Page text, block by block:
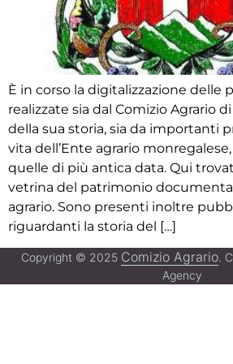
È in corso la digitalizzazione delle
realizzate sia dal Comizio Agrario
della sua storia, sia da importanti
vita dell’Ente agrario
quelle di più antica data. Qui
vetrina del patrimonio
agrario. Sono presenti inoltre
riguardanti la storia del […]
Copyright © 2025 Comizio Agrario.
Agency